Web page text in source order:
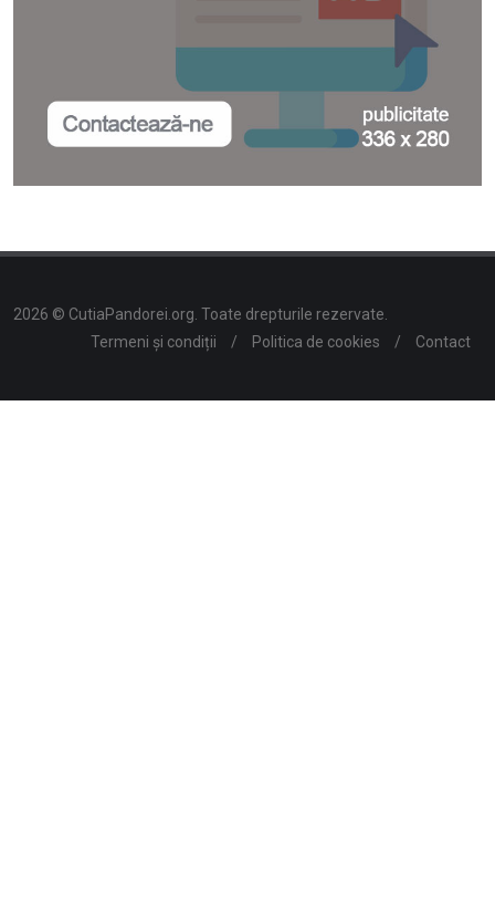
2026 © CutiaPandorei.org. Toate drepturile rezervate.
Termeni și condiții
/ Politica de cookies / Contact